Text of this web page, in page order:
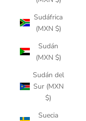
Sudáfrica
(MXN $)
Sudán
(MXN $)
Sudán del
Sur (MXN
$)
Suecia